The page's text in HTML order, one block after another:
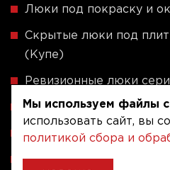
Люки под покраску и
Скрытые люки под
(Купе)
Ревизионные люки
Напольные люки
Рассчитать люк по
Алюминиевые люки
Мы используем файлы
использовать сайт, вы
политикой сбора и